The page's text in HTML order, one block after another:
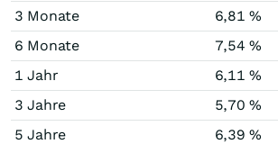
3 Monate 6,81 %
6 Monate
7,54 %
1 Jahr
6,11 %
3 Jahre
5,70 %
5 Jahre
6,39 %